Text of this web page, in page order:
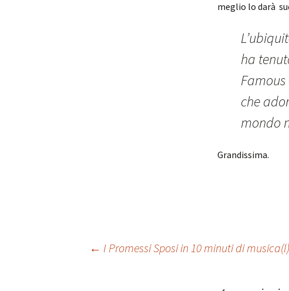
meglio lo darà
ha
che
mondo
Grandissima.
Navigazione
← I Promessi Sposi in 10 minuti di musica(l)